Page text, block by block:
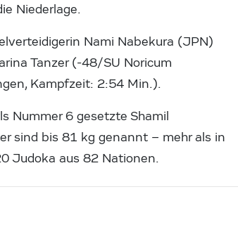
Niederlage.
Nami Nabekura (JPN)
Tanzer (-48/SU Noricum
Kampfzeit: 2:54 Min.).
Nummer 6 gesetzte Shamil
sind bis 81 kg genannt – mehr als in
Judoka aus 82 Nationen.